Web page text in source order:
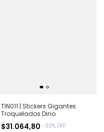
TIN011 | Stickers Gigantes
Troquelados Dino
$31.064,80 -20% OFF